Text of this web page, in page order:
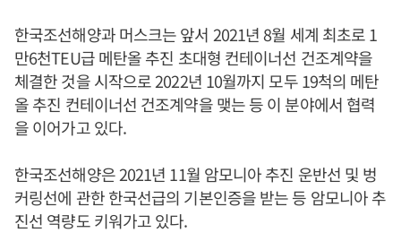
한국조선해양과 머스크는 앞서 2021년 8월 세계 최초로 1
만6천TEU급 메탄올 추진 초대형 컨테이너선 건조계약을
체결한 것을 시작으로 2022년 10월까지 모두 19척의 메탄
올 추진 컨테이너선 건조계약을 맺는 등 이 분야에서 협력
을 이어가고 있다.
한국조선해양은 2021년 11월 암모니아 추진 운반선 및 벙
커링선에 관한 한국선급의 기본인증을 받는 등 암모니아 추
진선 역량도 키워가고 있다.